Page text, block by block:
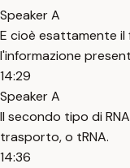
Speaker A
E cioè esattamente il
l'informazione
14:29
Speaker A
Il secondo tipo di
trasporto, o tRNA.
14:36